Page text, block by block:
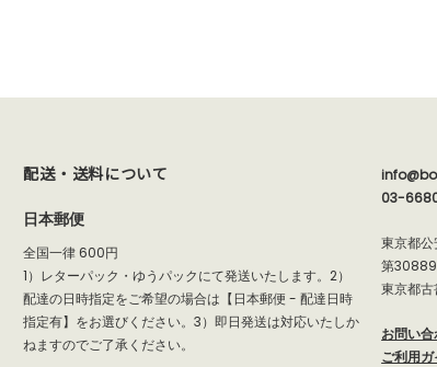
配送・送料について
日本郵便
全国一律 600円
1）レターパック・ゆうパックにて発送いたします。2）
配達の日時指定をご希望の場合は【日本郵便 - 配達日時
指定有】をお選びください。3）即日発送は対応いたしか
ねますのでご了承ください。
03-
東京都
第
東京都
お問い
ご利用